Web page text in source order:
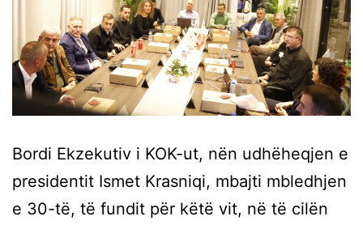
Bordi Ekzekutiv i KOK-ut, nën udhëheqjen e
presidentit Ismet Krasniqi, mbajti mbledhjen
e 30-të, të fundit për këtë vit, në të cilën